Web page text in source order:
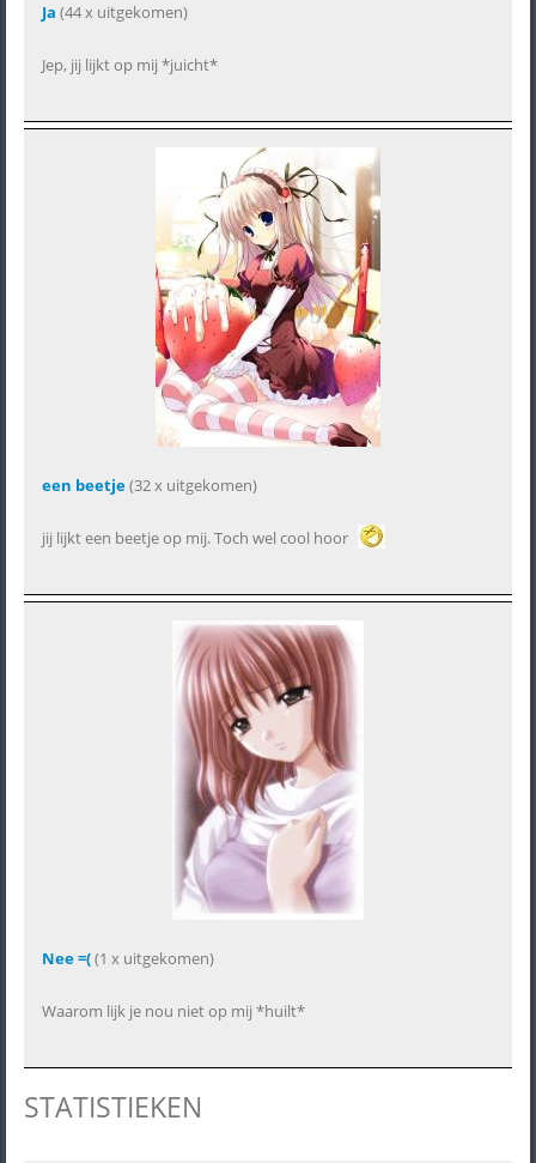
Ja (44 x uitgekomen)
Jep, jij lijkt op mij *juicht*
een beetje(32 x uitgekomen)
jij lijkt een beetje op mij. Toch wel cool hoor
Nee =((1 x uitgekomen)
Waarom lijk je nou niet op mij *huilt*
STATISTIEKEN